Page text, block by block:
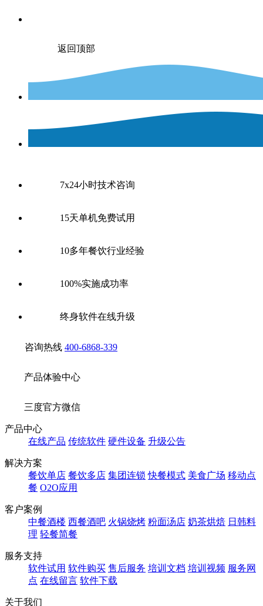
返回顶部
7x24小时技术咨询
15天单机免费试用
10多年餐饮行业经验
100%实施成功率
终身软件在线升级
咨询热线 400-6868-339
产品体验中心
三度官方微信
产品中心
在线产品 传统软件 硬件设备 升级公告
解决方案
餐饮单店 餐饮多店 集团连锁 快餐模式 美食广场 移动点
餐 O2O应用
客户案例
中餐酒楼 西餐酒吧 火锅烧烤 粉面汤店 奶茶烘焙 日韩料
理 轻餐简餐
服务支持
软件试用 软件购买 售后服务 培训文档 培训视频 服务网
点 在线留言 软件下载
关于我们